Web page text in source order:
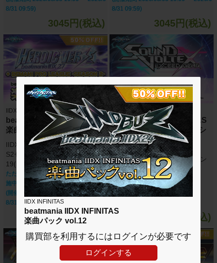
IIDX INFINITAS
beatmania IIDX INFINITAS
楽曲パック vol.12
購買部を利用するにはログインが必要です
ログインする
8/31 09:59)
3045円(税込)
8/31 09:59)
3045円(税込)
IIDX INFINITAS
beatmania IIDX INFINITAS
楽曲パック vol.19
IIDX 27 HEROIC VERSE + BPL
S2セレクション 楽曲パック vol.
19(50曲)
ただいま期間限定半額キャンペーン実
施中！！
(開催期間 2026/08/05 10:00 ～ 2026/0
8/31 09:59)
5390円(税込)
IIDX INFINITAS
beatmania IIDX INFINITAS
SOUND VOLTEX セレクシ
ョン
楽曲パック vol.1
SOUND VOLTEX セレクション
楽曲パック vol.1(12曲)
2480円(税込)